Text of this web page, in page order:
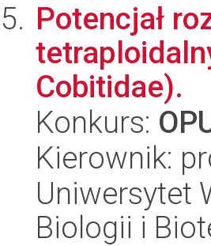
Potencjał
Cobitidae).
Konkurs:
Kierownik:
Uniwersytet
Biologii i